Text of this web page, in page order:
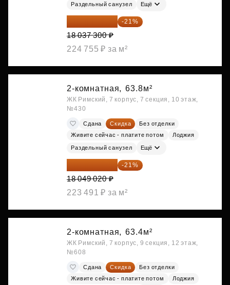
Раздельный санузел Ещё
14 249 467 ₽ -21%
18 037 300 ₽
224 755 ₽ за м²
2-комнатная, 63.8м²
ЖК Римский, 7 корпус, 7 секция, 10 этаж,
№430
Сдана Скидка
Без отделки
Живите сейчас - платите потом
Лоджия
Раздельный санузел Ещё
14 258 726 ₽ -21%
18 049 020 ₽
223 491 ₽ за м²
2-комнатная, 63.4м²
ЖК Римский, 7 корпус, 9 секция, 12 этаж,
№608
Сдана Скидка
Без отделки
Живите сейчас - платите потом
Лоджия